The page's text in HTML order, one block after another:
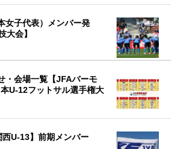
女子代表）メンバー発
大会】
・会場一覧【JFAバーモ
U-12フットサル選手権大
西U-13】前期メンバー